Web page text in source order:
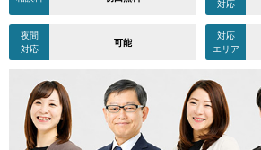
対応
夜間
対応
可能
対応
エリア